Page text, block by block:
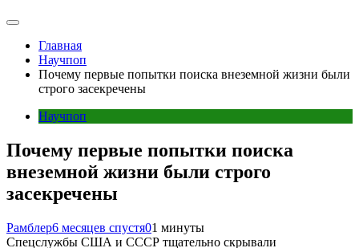
Главная
Научпоп
Почему первые попытки поиска внеземной жизни были
строго засекречены
Научпоп
Почему первые попытки поиска
внеземной жизни были строго
засекречены
Рамблер6 месяцев спустя01 минуты
Спецслужбы США и СССР тщательно скрывали